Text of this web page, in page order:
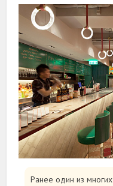
Ранее один из